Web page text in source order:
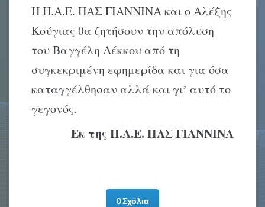
Η Π.Α.Ε. ΠΑΣ ΓΙΑΝΝΙΝΑ και ο Αλέξης
Κούγιας θα ζητήσουν την απόλυση
του Βαγγέλη Λέκκου από τη
συγκεκριμένη εφημερίδα και για όσα
καταγγέλθησαν αλλά και γιʼ αυτό το
γεγονός.
Εκ της Π.Α.Ε. ΠΑΣ ΓΙΑΝΝΙΝΑ
0 Σχόλια